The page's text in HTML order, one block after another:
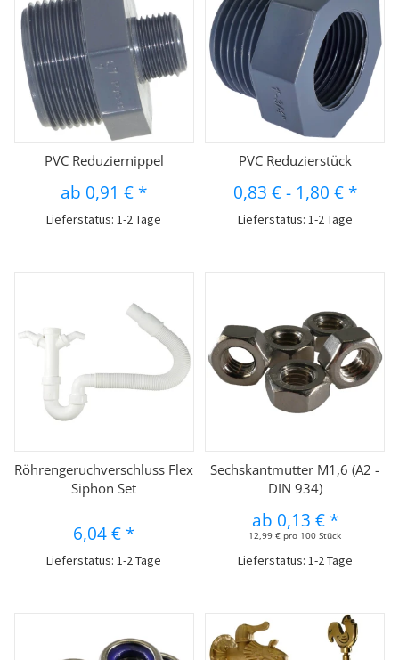
PVC Reduziernippel
ab 0,91 € *
Lieferstatus: 1-2 Tage
PVC Reduzierstück
0,83 €- 1,80 € *
Lieferstatus: 1-2 Tage
Röhrengeruchverschluss Flex
Siphon Set
6,04 € *
Lieferstatus: 1-2 Tage
Sechskantmutter M1,6 (A2 -
DIN 934)
ab 0,13 € *
12,99 € pro 100 Stück
Lieferstatus: 1-2 Tage